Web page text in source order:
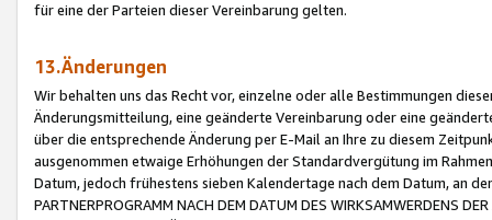
für eine der Parteien dieser Vereinbarung gelten.
13.Änderungen
Wir behalten uns das Recht vor, einzelne oder alle Bestimmungen
Änderungsmitteilung, eine geänderte Vereinbarung oder eine
über die entsprechende Änderung per E-Mail an Ihre zu diesem
ausgenommen etwaige Erhöhungen der Standardvergütung im
Datum, jedoch frühestens sieben Kalendertage nach dem Datum, an
PARTNERPROGRAMM NACH DEM DATUM DES WIRKSAMWERDENS